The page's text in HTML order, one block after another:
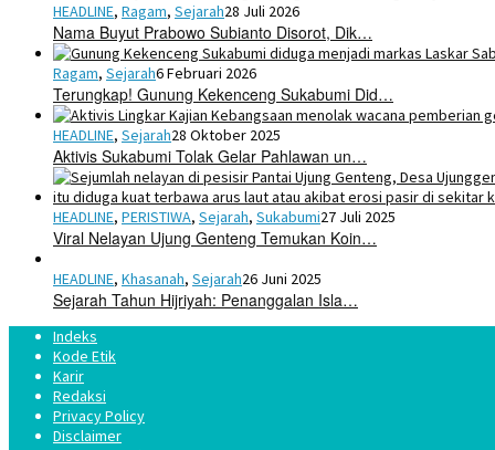
HEADLINE, Ragam, Sejarah28 Juli 2026
Nama Buyut Prabowo Subianto Disorot, Dik…
Ragam, Sejarah6 Februari 2026
Terungkap! Gunung Kekenceng Sukabumi Did…
HEADLINE, Sejarah28 Oktober 2025
Aktivis Sukabumi Tolak Gelar Pahlawan un…
HEADLINE, PERISTIWA, Sejarah, Sukabumi27 Juli 2025
Viral Nelayan Ujung Genteng Temukan Koin…
HEADLINE, Khasanah, Sejarah26 Juni 2025
Sejarah Tahun Hijriyah: Penanggalan Isla…
Indeks
Kode Etik
Karir
Redaksi
Privacy Policy
Disclaimer